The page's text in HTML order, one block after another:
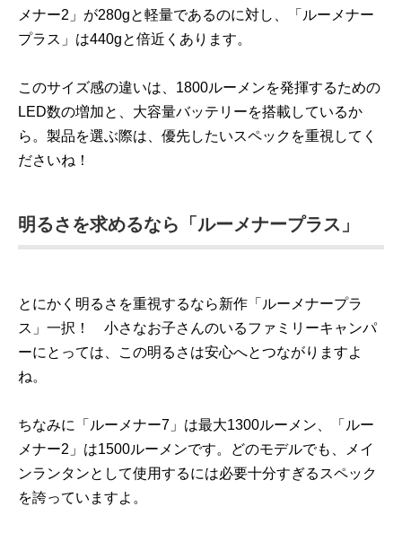
メナー2」が280gと軽量であるのに対し、「ルーメナー
プラス」は440gと倍近くあります。
このサイズ感の違いは、1800ルーメンを発揮するための
LED数の増加と、大容量バッテリーを搭載しているか
ら。製品を選ぶ際は、優先したいスペックを重視してく
ださいね！
明るさを求めるなら「ルーメナープラス」
とにかく明るさを重視するなら新作「ルーメナープラ
ス」一択！ 小さなお子さんのいるファミリーキャンパ
ーにとっては、この明るさは安心へとつながりますよ
ね。
ちなみに「ルーメナー7」は最大1300ルーメン、「ルー
メナー2」は1500ルーメンです。どのモデルでも、メイ
ンランタンとして使用するには必要十分すぎるスペック
を誇っていますよ。